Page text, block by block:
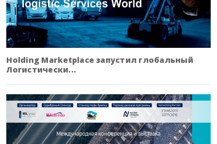
Holding Marketplace запустил глобальный
Логистически...